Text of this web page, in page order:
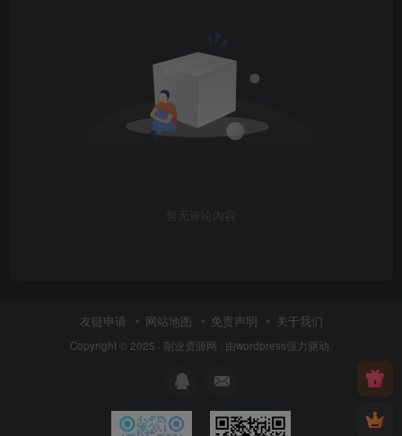
暂无评论内容
友链申请 网站地图 免责声明 关于我们
Copyright © 2025 · 副业资源网 · 由wordpress强力驱动.